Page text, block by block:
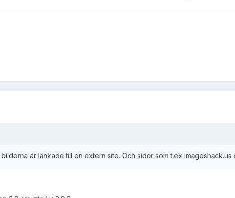
är länkade till en extern site. Och sidor som t.ex